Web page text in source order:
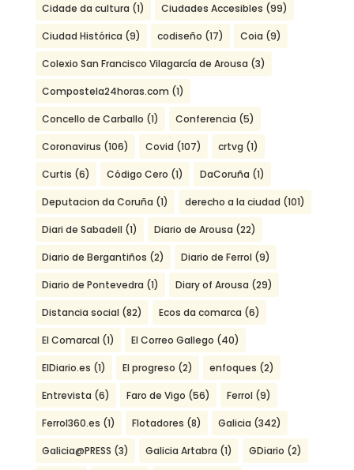
Cidade da cultura (1) Ciudades Accesibles (99)
Ciudad Histórica (9) codiseño (17) Coia (9)
Colexio San Francisco Vilagarcía de Arousa (3)
Compostela24horas.com (1)
Concello de Carballo (1) Conferencia (5)
Coronavirus (106) Covid (107) crtvg (1)
Curtis (6) Código Cero (1) DaCoruña (1)
Deputacion da Coruña (1) derecho a la ciudad (101)
Diari de Sabadell (1) Diario de Arousa (22)
Diario de Bergantiños (2) Diario de Ferrol (9)
Diario de Pontevedra (1) Diary of Arousa (29)
Distancia social (82) Ecos da comarca (6)
El Comarcal (1) El Correo Gallego (40)
ElDiario.es (1) El progreso (2) enfoques (2)
Entrevista (6) Faro de Vigo (56) Ferrol (9)
Ferrol360.es (1) Flotadores (8) Galicia (342)
Galicia@PRESS (3) Galicia Artabra (1) GDiario (2)